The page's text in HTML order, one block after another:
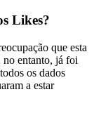
Likes?
que esta
no entanto, já foi
os dados
a estar